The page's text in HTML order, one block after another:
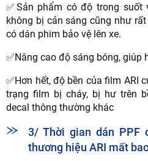
✅Sản phẩm có độ trong suốt
không bị cản sáng cũng như
có dán phim bảo vệ lên xe.
✅Nâng cao độ sáng bóng, giúp
✅Hơn hết, độ bền của film ARI
trạng film bị cháy, bị hư trên
decal thông thường khác
3/ Thời gian dán PPF
thương hiệu ARI mất